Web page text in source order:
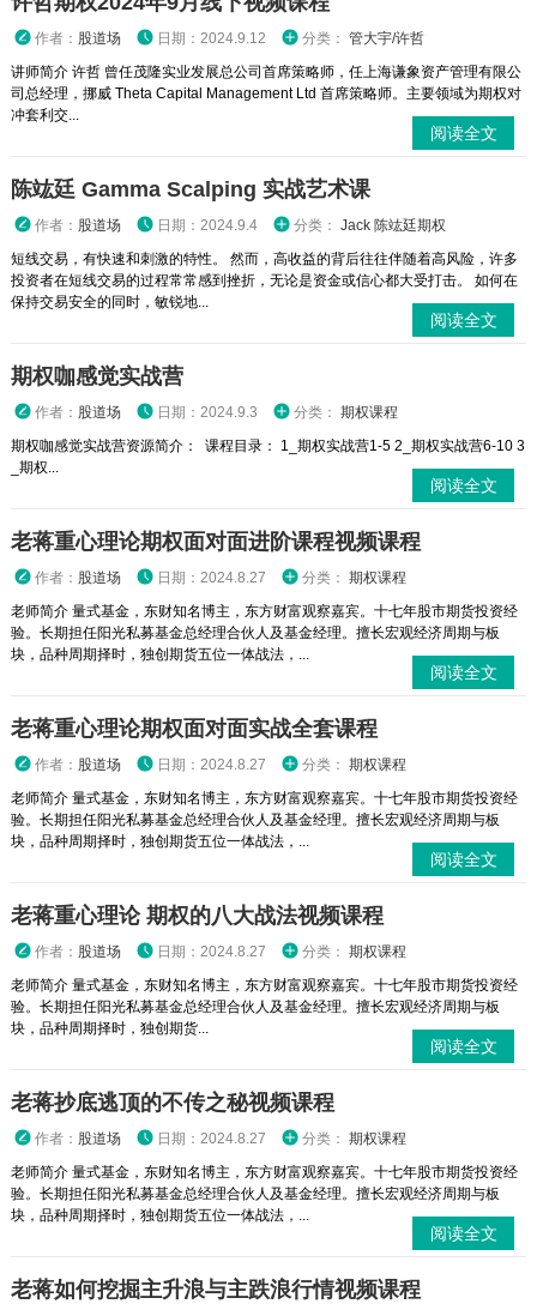
作者： 股道场 日期：2024.9.12 分类： 管大宇/许哲
讲师简介 许哲 曾任茂隆实业发展总公司首席策略师，任上海谦象资产管理有限公
司总经理，挪威 Theta Capital Management Ltd 首席策略师。主要领域为期权对
冲套利交...
阅读全文
陈竑廷 Gamma Scalping 实战艺术课
作者： 股道场 日期：2024.9.4 分类： Jack 陈竑廷期权
短线交易，有快速和刺激的特性。 然而，高收益的背后往往伴随着高风险，许多
投资者在短线交易的过程常常感到挫折，无论是资金或信心都大受打击。 如何在
保持交易安全的同时，敏锐地...
阅读全文
期权咖感觉实战营
作者： 股道场 日期：2024.9.3 分类： 期权课程
期权咖感觉实战营资源简介： 课程目录： 1_期权实战营1-5 2_期权实战营6-10 3
_期权...
阅读全文
老蒋重心理论期权面对面进阶课程视频课程
作者： 股道场 日期：2024.8.27 分类： 期权课程
老师简介 量式基金，东财知名博主，东方财富观察嘉宾。十七年股市期货投资经
验。长期担任阳光私募基金总经理合伙人及基金经理。擅长宏观经济周期与板
块，品种周期择时，独创期货五位一体战法，...
阅读全文
老蒋重心理论期权面对面实战全套课程
作者： 股道场 日期：2024.8.27 分类： 期权课程
老师简介 量式基金，东财知名博主，东方财富观察嘉宾。十七年股市期货投资经
验。长期担任阳光私募基金总经理合伙人及基金经理。擅长宏观经济周期与板
块，品种周期择时，独创期货五位一体战法，...
阅读全文
老蒋重心理论 期权的八大战法视频课程
作者： 股道场 日期：2024.8.27 分类： 期权课程
老师简介 量式基金，东财知名博主，东方财富观察嘉宾。十七年股市期货投资经
验。长期担任阳光私募基金总经理合伙人及基金经理。擅长宏观经济周期与板
块，品种周期择时，独创期货...
阅读全文
老蒋抄底逃顶的不传之秘视频课程
作者： 股道场 日期：2024.8.27 分类： 期权课程
老师简介 量式基金，东财知名博主，东方财富观察嘉宾。十七年股市期货投资经
验。长期担任阳光私募基金总经理合伙人及基金经理。擅长宏观经济周期与板
块，品种周期择时，独创期货五位一体战法，...
阅读全文
老蒋如何挖掘主升浪与主跌浪行情视频课程